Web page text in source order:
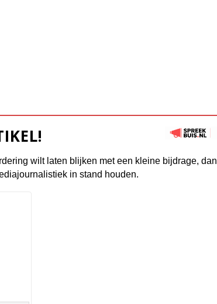
wilt laten blijken met een kleine bijdrage, dan
in stand houden.